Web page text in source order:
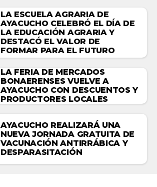
LA ESCUELA AGRARIA DE
AYACUCHO CELEBRÓ EL DÍA DE
LA EDUCACIÓN AGRARIA Y
DESTACÓ EL VALOR DE
FORMAR PARA EL FUTURO
LA FERIA DE MERCADOS
BONAERENSES VUELVE A
AYACUCHO CON DESCUENTOS Y
PRODUCTORES LOCALES
AYACUCHO REALIZARÁ UNA
NUEVA JORNADA GRATUITA DE
VACUNACIÓN ANTIRRÁBICA Y
DESPARASITACIÓN